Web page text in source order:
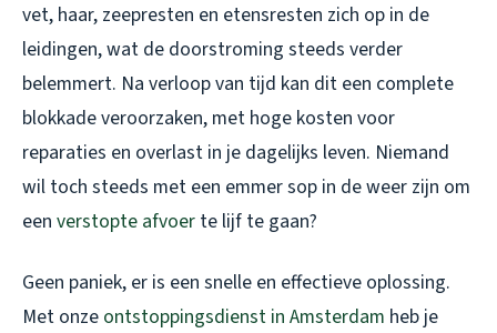
vet, haar, zeepresten en etensresten zich op in de
leidingen, wat de doorstroming steeds verder
belemmert. Na verloop van tijd kan dit een complete
blokkade veroorzaken, met hoge kosten voor
reparaties en overlast in je dagelijks leven. Niemand
wil toch steeds met een emmer sop in de weer zijn om
een verstopte afvoer te lijf te gaan?
Geen paniek, er is een snelle en effectieve oplossing.
Met onze ontstoppingsdienst in Amsterdam heb je